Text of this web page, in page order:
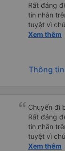
Rất đáng
tin nhắn
tuyệt vì
trời mưa
ấy cung
bằng
xuống xe
Xem thêm
Thông
Chuyến đi
Rất đáng
tin nhắn
tuyệt vì
trời mưa
Xem thêm